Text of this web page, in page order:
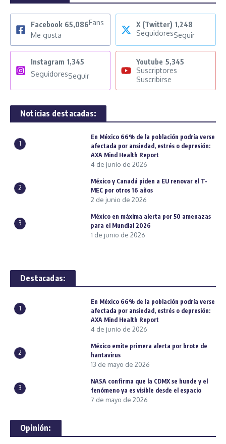
Facebook 65,086Fans
Me gusta
X (Twitter) 1,248
SeguidoresSeguir
Instagram 1,345
SeguidoresSeguir
Youtube 5,345
Suscriptores
Suscribirse
Noticias destacadas:
1
En México 66% de la población podría verse
afectada por ansiedad, estrés o depresión:
AXA Mind Health Report
4 de junio de 2026
2
México y Canadá piden a EU renovar el T-
MEC por otros 16 años
2 de junio de 2026
3
México en máxima alerta por 50 amenazas
para el Mundial 2026
1 de junio de 2026
Destacadas:
1
En México 66% de la población podría verse
afectada por ansiedad, estrés o depresión:
AXA Mind Health Report
4 de junio de 2026
2
México emite primera alerta por brote de
hantavirus
13 de mayo de 2026
3
NASA confirma que la CDMX se hunde y el
fenómeno ya es visible desde el espacio
7 de mayo de 2026
Opinión: